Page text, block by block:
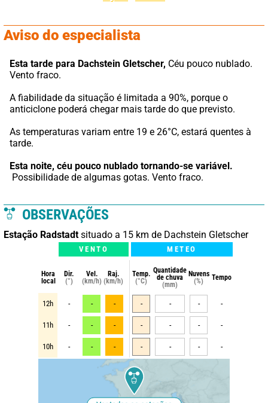
Aviso do especialista
Esta tarde para Dachstein Gletscher, Céu pouco nublado.
Vento fraco.
A fiabilidade da situação é limitada a 90%, porque o
anticiclone poderá chegar mais tarde do que previsto.
As temperaturas variam entre 19 e 26°C, estará quentes à
tarde.
Esta noite, céu pouco nublado tornando-se variável.
Possibilidade de algumas gotas. Vento fraco.
OBSERVAÇÕES
Estação Radstadt situado a 15 km de Dachstein Gletscher
VENTO METEO
Hora
local
Dir.
(°)
Vel.
(km/h)
Raj.
(km/h)
Temp.
(°C)
Quantidade
de chuva
(mm)
Nuvens
(%)
Tempo
12h - - - - - - -
11h - - - - - - -
10h - - - - - - -